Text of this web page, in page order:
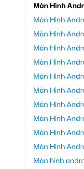
Màn Hình
Màn Hình
Màn Hình
Màn Hình
Màn Hình
Màn Hình
Màn Hình
Màn Hình
Màn Hình
Màn Hình
Màn Hình
Màn hình